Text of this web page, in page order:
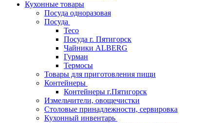
Кухонные товары
Посуда одноразовая
Посуда
Teco
Посуда г. Пятигорск
Чайники ALBERG
Гурман
Термосы
Товары для приготовления пищи
Контейнеры
Контейнеры г.Пятигорск
Измельчители, овощечистки
Столовые принадлежности, сервировка
Кухонный инвентарь